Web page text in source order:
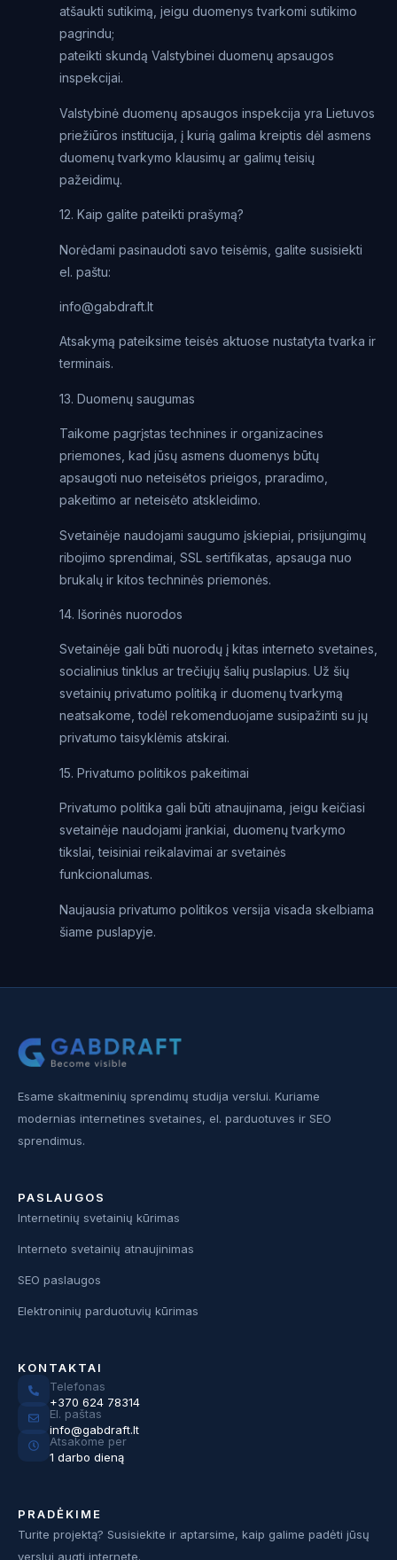
atšaukti sutikimą, jeigu duomenys tvarkomi sutikimo
pagrindu;
pateikti skundą Valstybinei duomenų apsaugos
inspekcijai.
Valstybinė duomenų apsaugos inspekcija yra Lietuvos
priežiūros institucija, į kurią galima kreiptis dėl asmens
duomenų tvarkymo klausimų ar galimų teisių
pažeidimų.
12. Kaip galite pateikti prašymą?
Norėdami pasinaudoti savo teisėmis, galite susisiekti
el. paštu:
info@gabdraft.lt
Atsakymą pateiksime teisės aktuose nustatyta tvarka ir
terminais.
13. Duomenų saugumas
Taikome pagrįstas technines ir organizacines
priemones, kad jūsų asmens duomenys būtų
apsaugoti nuo neteisėtos prieigos, praradimo,
pakeitimo ar neteisėto atskleidimo.
Svetainėje naudojami saugumo įskiepiai, prisijungimų
ribojimo sprendimai, SSL sertifikatas, apsauga nuo
brukalų ir kitos techninės priemonės.
14. Išorinės nuorodos
Svetainėje gali būti nuorodų į kitas interneto svetaines,
socialinius tinklus ar trečiųjų šalių puslapius. Už šių
svetainių privatumo politiką ir duomenų tvarkymą
neatsakome, todėl rekomenduojame susipažinti su jų
privatumo taisyklėmis atskirai.
15. Privatumo politikos pakeitimai
Privatumo politika gali būti atnaujinama, jeigu keičiasi
svetainėje naudojami įrankiai, duomenų tvarkymo
tikslai, teisiniai reikalavimai ar svetainės
funkcionalumas.
Naujausia privatumo politikos versija visada skelbiama
šiame puslapyje.
Esame skaitmeninių sprendimų studija verslui. Kuriame
modernias internetines svetaines, el. parduotuves ir SEO
sprendimus.
PASLAUGOS
Internetinių svetainių kūrimas
Interneto svetainių atnaujinimas
SEO paslaugos
Elektroninių parduotuvių kūrimas
KONTAKTAI
Telefonas
+370 624 78314
El. paštas
info@gabdraft.lt
Atsakome per
1 darbo dieną
PRADĖKIME
Turite projektą? Susisiekite ir aptarsime, kaip galime padėti jūsų
verslui augti internete.